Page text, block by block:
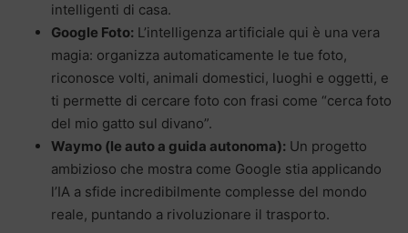
intelligenti di casa.
Google Foto: L’intelligenza artificiale qui è una vera
magia: organizza automaticamente le tue foto,
riconosce volti, animali domestici, luoghi e oggetti, e
ti permette di cercare foto con frasi come “cerca foto
del mio gatto sul divano”.
Waymo (le auto a guida autonoma): Un progetto
ambizioso che mostra come Google stia applicando
l’IA a sfide incredibilmente complesse del mondo
reale, puntando a rivoluzionare il trasporto.